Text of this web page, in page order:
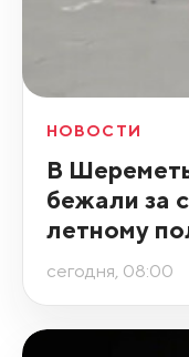
НОВОСТИ
В
бежали за
летному
сегодня, 08:00